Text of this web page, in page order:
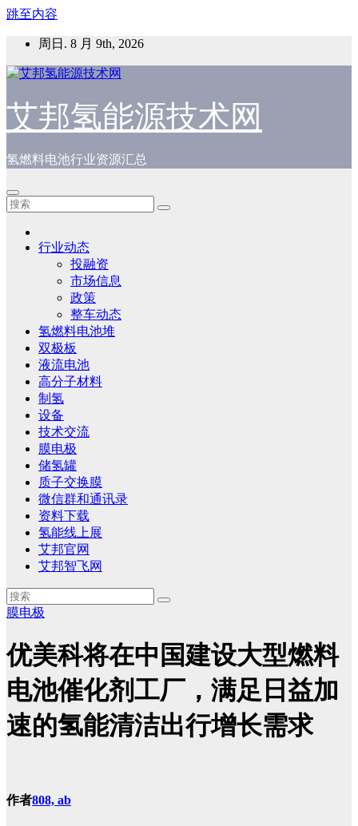
跳至内容
周日. 8 月 9th, 2026
艾邦氢能源技术网
氢燃料电池行业资源汇总
行业动态
投融资
市场信息
政策
整车动态
氢燃料电池堆
双极板
液流电池
高分子材料
制氢
设备
技术交流
膜电极
储氢罐
质子交换膜
微信群和通讯录
资料下载
氢能线上展
艾邦官网
艾邦智飞网
膜电极
优美科将在中国建设大型燃料
电池催化剂工厂，满足日益加
速的氢能清洁出行增长需求
作者808, ab